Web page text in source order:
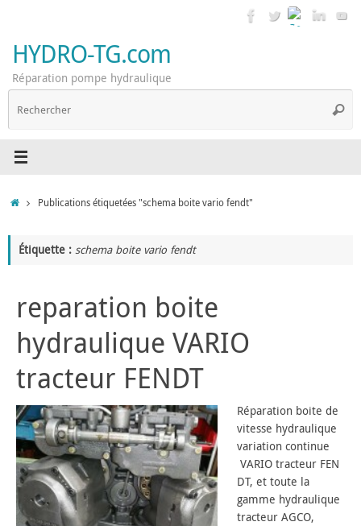
contenu
HYDRO-TG.com
Réparation pompe hydraulique
AccueilPublications étiquetées "schema boite vario fendt"
Étiquette : schema boite vario fendt
reparation boite
hydraulique VARIO
tracteur FENDT
Réparation boite de
vitesse hydraulique
variation continue
VARIO tracteur FEN
DT, et toute la
gamme hydraulique
tracteur AGCO,